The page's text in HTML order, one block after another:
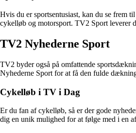
Hvis du er sportsentusiast, kan du se frem
cykelløb og motorsport. TV2 Sport leverer
TV2 Nyhederne Sport
TV2 byder også på omfattende
Nyhederne Sport for at få den fulde
Cykelløb i TV i Dag
Er du fan af cykelløb, så er der gode
dig en unik mulighed for at følge med i en